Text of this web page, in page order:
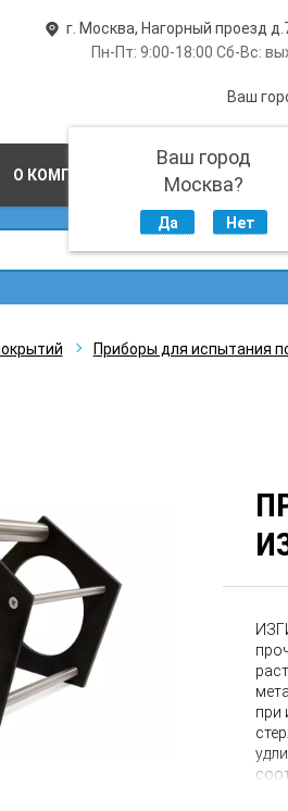
г. Москва, Нагорный проезд
Пн-Пт: 9:00-18:00 Сб-Вс:
Ваш
Ваш город
Москва?
Да Нет
О КОМПАНИИ ПРОИЗВОДСТВО
Приборы для испытания
при